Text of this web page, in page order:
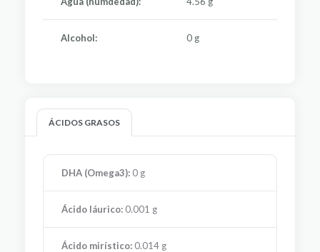
Alcohol: 0 g
ÁCIDOS GRASOS
DHA (Omega3): 0 g
Ácido láurico: 0.001 g
Ácido mirístico: 0.014 g